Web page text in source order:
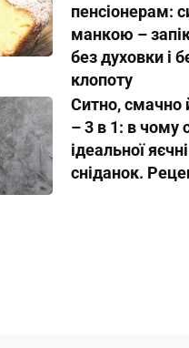
пенсіонерам:
манкою –
без духовки і
клопоту
Ситно, смачно
– 3 в 1: в чому
ідеальної
сніданок.